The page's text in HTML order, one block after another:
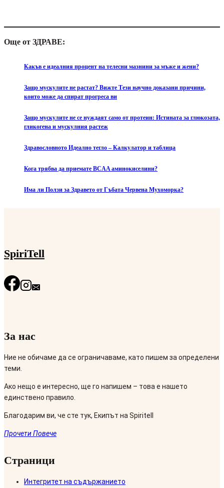
Още от ЗДРАВЕ:
Какъв е идеалния процент на телесни мазнини за мъже и жени?
Защо мускулите не растат? Вижте Тези научно доказани причини,
които може да спират прогреса ви
Защо мускулите не се нуждаят само от протеин: Истината за глюкозата,
гликогена и мускулния растеж
Здравословното Идеално тегло – Калкулатор и таблица
Кога трябва да приемате BCAA аминокиселини?
Има ли Ползи за Здравето от Гъбата Червена Мухоморка?
SpiriTell
За нас
Ние не обичаме да се ограничаваме, като пишем за определени
теми.
Ако нещо е интересно, ще го напишем – това е нашето
единствено правило.
Благодарим ви, че сте тук, Екипът на Spiritell
Прочети Повече
Страници
Интегритет на съдържанието